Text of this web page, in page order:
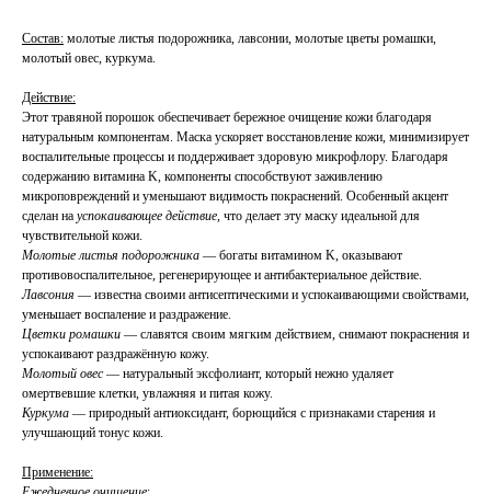
Состав: молотые листья подорожника, лавсонии, молотые цветы ромашки,
молотый овес, куркума.
Действие:
Этот травяной порошок обеспечивает бережное очищение кожи благодаря
натуральным компонентам. Маска ускоряет восстановление кожи, минимизирует
воспалительные процессы и поддерживает здоровую микрофлору. Благодаря
содержанию витамина K, компоненты способствуют заживлению
микроповреждений и уменьшают видимость покраснений. Особенный акцент
сделан на успокаивающее действие, что делает эту маску идеальной для
чувствительной кожи.
Молотые листья подорожника — богаты витамином K, оказывают
противовоспалительное, регенерирующее и антибактериальное действие.
Лавсония — известна своими антисептическими и успокаивающими свойствами,
уменьшает воспаление и раздражение.
Цветки ромашки — славятся своим мягким действием, снимают покраснения и
успокаивают раздражённую кожу.
Молотый овес— натуральный эксфолиант, который нежно удаляет
омертвевшие клетки, увлажняя и питая кожу.
Куркума — природный антиоксидант, борющийся с признаками старения и
улучшающий тонус кожи.
Применение: